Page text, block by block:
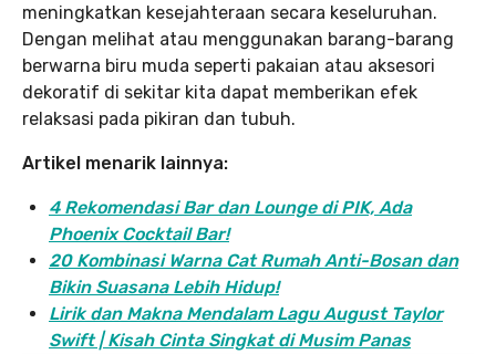
meningkatkan kesejahteraan secara keseluruhan.
Dengan melihat atau menggunakan barang-barang
berwarna biru muda seperti pakaian atau aksesori
dekoratif di sekitar kita dapat memberikan efek
relaksasi pada pikiran dan tubuh.
Artikel menarik lainnya:
4 Rekomendasi Bar dan Lounge di PIK, Ada
Phoenix Cocktail Bar!
20 Kombinasi Warna Cat Rumah Anti-Bosan dan
Bikin Suasana Lebih Hidup!
Lirik dan Makna Mendalam Lagu August Taylor
Swift | Kisah Cinta Singkat di Musim Panas